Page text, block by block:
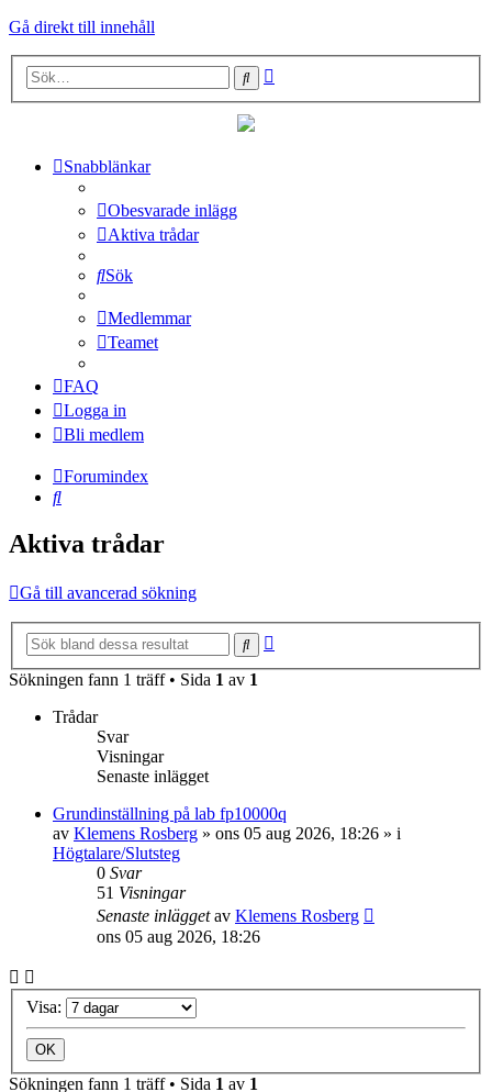
Gå direkt till innehåll
Sök
Snabblänkar
Obesvarade inlägg
Aktiva trådar
Sök
Medlemmar
Teamet
FAQ
Logga in
Bli medlem
Forumindex
Sök
Aktiva trådar
Gå till avancerad sökning
Sök
Sökningen fann 1 träff • Sida 1 av 1
Trådar
Svar
Visningar
Senaste inlägget
Grundinställning på lab fp10000q
av Klemens Rosberg » ons 05 aug 2026, 18:26 » i
Högtalare/Slutsteg
0 Svar
51 Visningar
Senaste inläggetav Klemens Rosberg
ons 05 aug 2026, 18:26
Visa:
Sökningen fann 1 träff • Sida 1 av 1